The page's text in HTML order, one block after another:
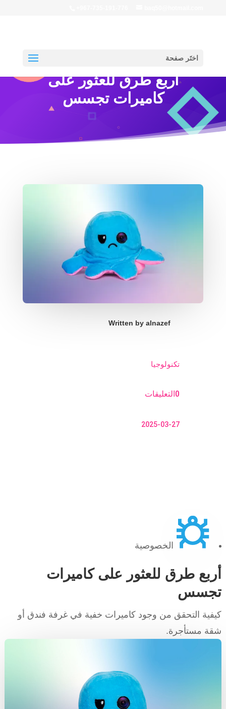
اختَر صفحة
أربع طرق للعثور على
كاميرات تجسس
Written byalnazef
تكنولوجيا
0التعليقات
2025-03-27
الخصوصية
أربع طرق للعثور على كاميرات
تجسس
كيفية التحقق من وجود كاميرات خفية في غرفة فندق أو
شقة مستأجرة.